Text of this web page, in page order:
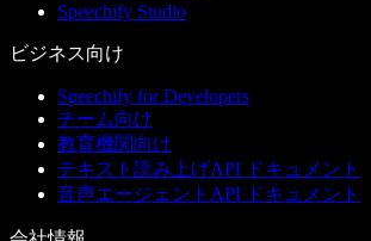
Speechify Studio
ビジネス向け
Speechify for Developers
チーム向け
教育機関向け
テキスト読み上げAPI ドキュメント
音声エージェントAPI ドキュメント